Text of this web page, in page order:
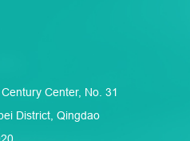
Center, No. 31
District, Qingdao